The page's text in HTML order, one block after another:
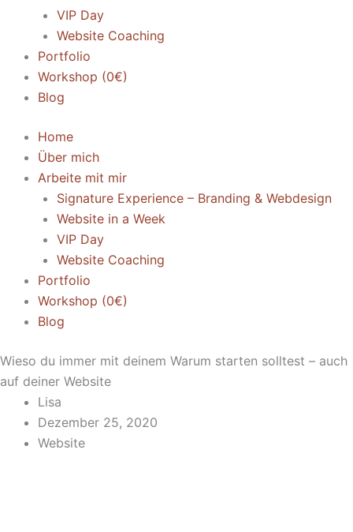
VIP Day
Website Coaching
Portfolio
Workshop (0€)
Blog
Home
Über mich
Arbeite mit mir
Signature Experience – Branding & Webdesign
Website in a Week
VIP Day
Website Coaching
Portfolio
Workshop (0€)
Blog
Wieso du immer mit deinem Warum starten solltest – auch
auf deiner Website
Lisa
Dezember 25, 2020
Website